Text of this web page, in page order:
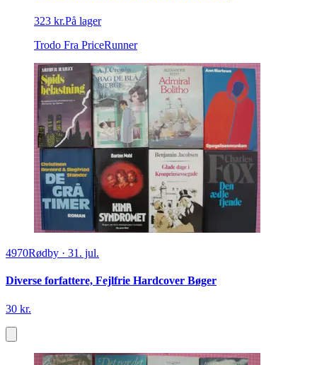
323 kr.På lager
Trodo Fra PriceRunner
4970Rødby · 31. jul.
Diverse forfattere, Fejlfrie Hardcover Bøger
30 kr.